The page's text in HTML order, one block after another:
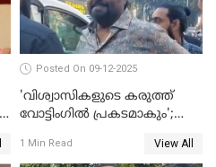
Posted On 09-12-2025
'വിശ്വാസികളുടെ കരുത്ത്
വോട്ടിംഗില്‍ പ്രകടമാകും';
1 Min Read View All